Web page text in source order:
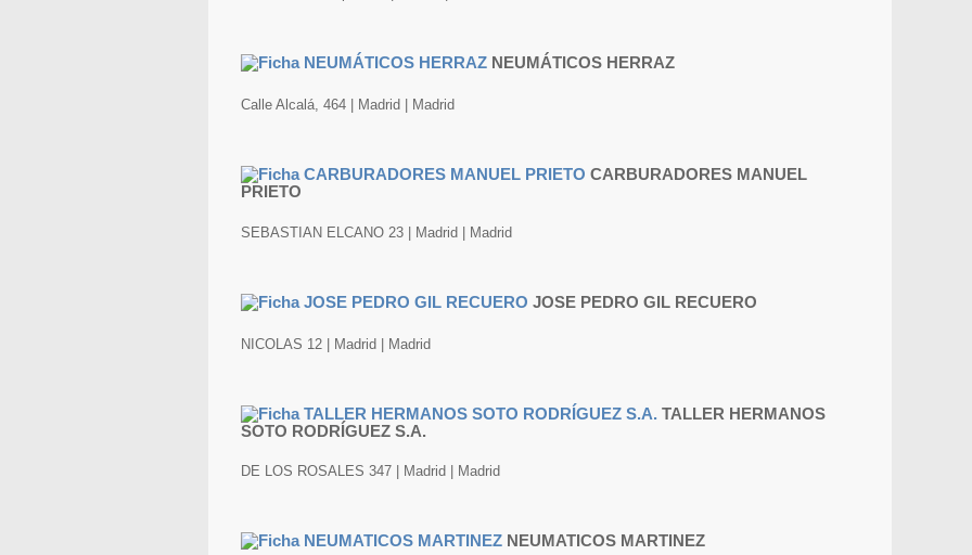
NEUMÁTICOS HERRAZ
Calle Alcalá, 464 | Madrid | Madrid
CARBURADORES MANUEL
PRIETO
SEBASTIAN ELCANO 23 | Madrid | Madrid
JOSE PEDRO GIL RECUERO
NICOLAS 12 | Madrid | Madrid
TALLER HERMANOS
SOTO RODRÍGUEZ S.A.
DE LOS ROSALES 347 | Madrid | Madrid
NEUMATICOS MARTINEZ